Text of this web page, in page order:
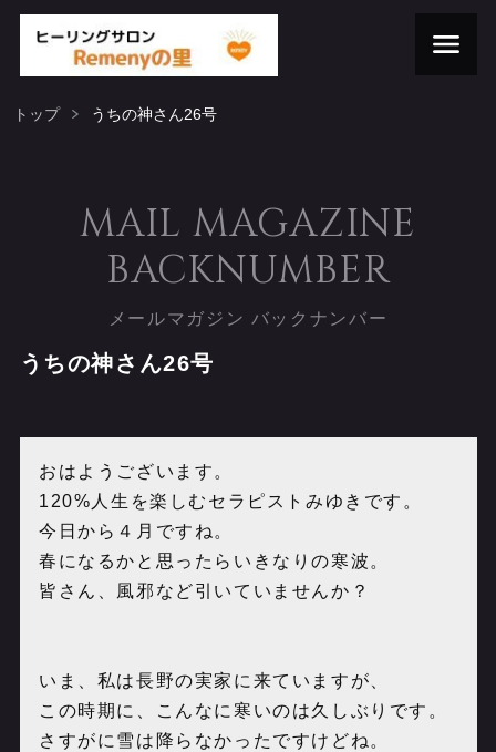
トップ うちの神さん26号
MAIL MAGAZINE
BACKNUMBER
メールマガジン バックナンバー
うちの神さん26号
おはようございます。
120%人生を楽しむセラピストみゆきです。
今日から４月ですね。
春になるかと思ったらいきなりの寒波。
皆さん、風邪など引いていませんか？
いま、私は長野の実家に来ていますが、
この時期に、こんなに寒いのは久しぶりです。
さすがに雪は降らなかったですけどね。